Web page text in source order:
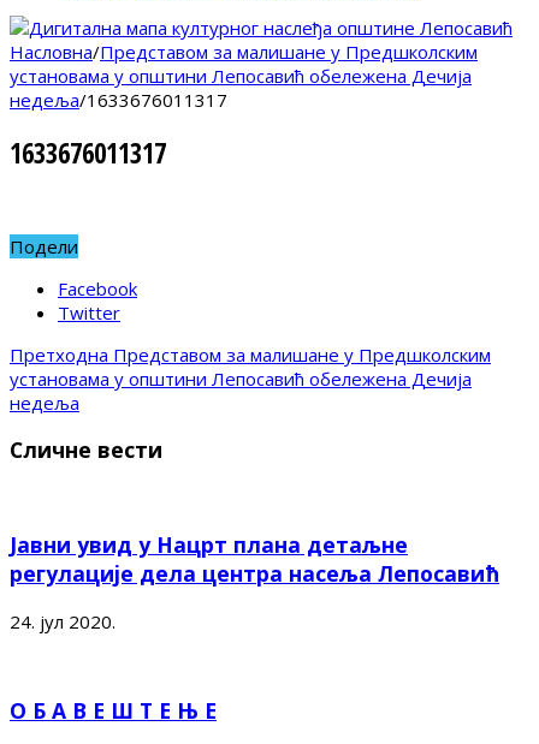
Насловна/Представом за малишане у Предшколским
установама у општини Лепосавић обележена Дечија
недеља/1633676011317
1633676011317
Подели
Facebook
Twitter
Претходна Представом за малишане у Предшколским
установама у општини Лепосавић обележена Дечија
недеља
Сличне вести
Јавни увид у Нацрт плана детаљне
регулације дела центра насеља Лепосавић
24. јул 2020.
О Б А В Е Ш Т Е Њ Е